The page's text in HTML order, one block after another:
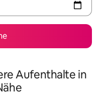
Aufenthalte in